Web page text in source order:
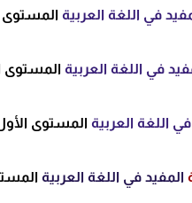
في اللغة العربية المستوى
في اللغة العربية المستوى
اللغة العربية المستوى
المفيد في اللغة العربية